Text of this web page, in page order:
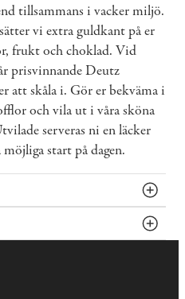
tillsammans i vacker miljö.
vi extra guldkant på er
frukt och choklad. Vid
prisvinnande Deutz
att skåla i. Gör er bekväma i
och vila ut i våra sköna
serveras ni en läcker
start på dagen.